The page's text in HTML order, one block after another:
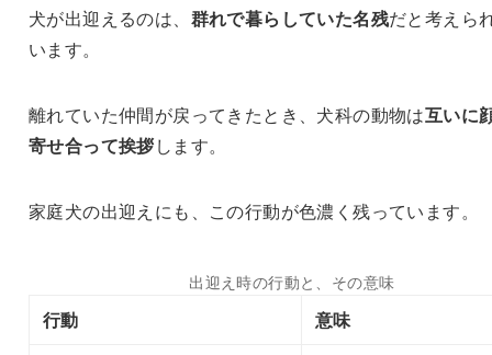
犬が出迎えるのは、 群れで暮らしていた名残だと考えら
います。
離れていた仲間が戻ってきたとき、犬科の動物は互いに
寄せ合って挨拶します。
家庭犬の出迎えにも、この行動が色濃く残っています。
出迎え時の行動と、その意味
行動
意味